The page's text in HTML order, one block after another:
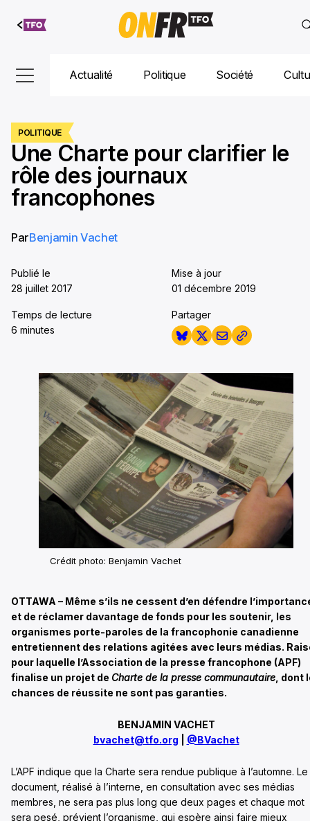
Aller au
contenu
Actualité Politique Société
POLITIQUE
Une Charte pour clarifier le
rôle des journaux
francophones
ParBenjamin Vachet
Publié le
28 juillet 2017
Mise à jour
01 décembre 2019
Temps de lecture
6 minutes
Partager
Crédit photo: Benjamin Vachet
OTTAWA – Même s’ils ne cessent d’en défendre
et de réclamer davantage de fonds pour les soutenir, les
organismes porte-paroles de la francophonie canadienne
entretiennent des relations agitées avec leurs médias.
pour laquelle l’Association de la presse francophone (APF)
finalise un projet de Charte de la presse communautaire , dont
chances de réussite ne sont pas garanties.
BENJAMIN VACHET
bvachet@tfo.org
@BVachet
L’APF indique que la Charte sera rendue publique à l’automne. Le
document, réalisé à l’interne, en consultation avec ses médias
membres, ne sera pas plus long que deux pages et chaque mot
sera pesé, prévient l’organisme, qui espère ainsi faire mieux